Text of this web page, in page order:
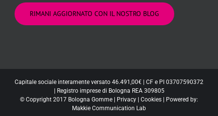
RIMANI AGGIORNATO CON IL NOSTRO BLOG
Capitale sociale interamente versato 46.491,00€ | CF e PI 03707590372
| Registro imprese di Bologna REA 309805
© Copyright 2017 Bologna Gomme | Privacy | Cookies | Powered by:
Makkie Communication Lab